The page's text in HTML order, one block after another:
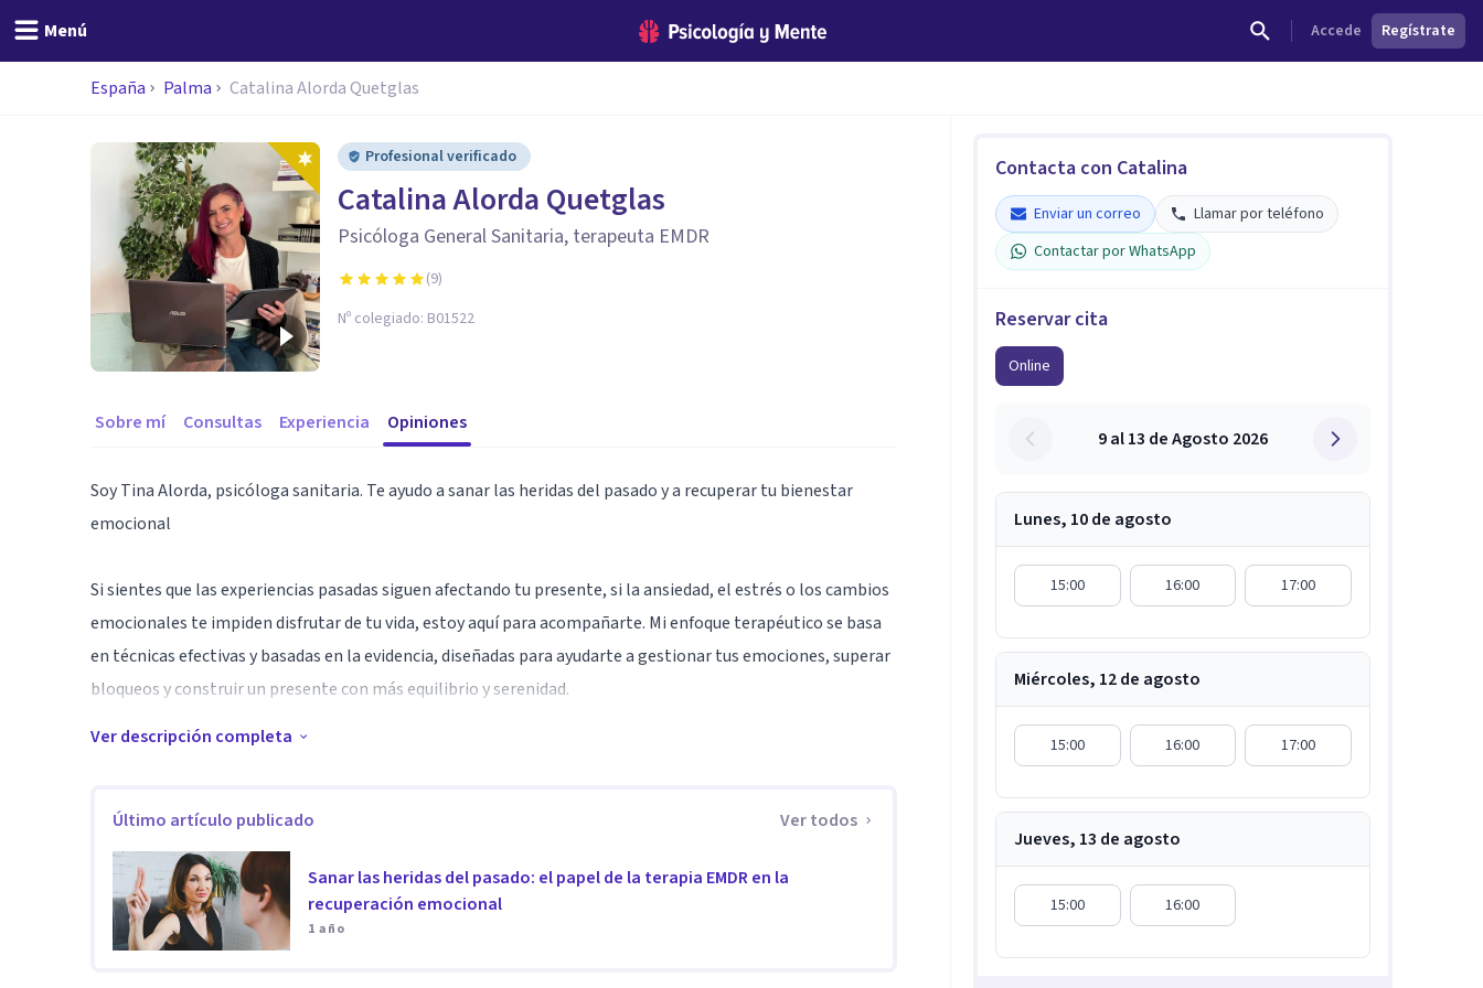
Menú Accede Regístrate
España Palma Catalina Alorda Quetglas
Profesional verificado
Catalina Alorda Quetglas
Psicóloga General Sanitaria, terapeuta EMDR
(9)
Nº colegiado: B01522
Sobre mí Consultas Experiencia Opiniones
Soy Tina Alorda, psicóloga sanitaria. Te ayudo a sanar las heridas del pasado y a recuperar tu bienestar
emocional
Si sientes que las experiencias pasadas siguen afectando tu presente, si la ansiedad, el estrés o los cambios
emocionales te impiden disfrutar de tu vida, estoy aquí para acompañarte. Mi enfoque terapéutico se basa
en técnicas efectivas y basadas en la evidencia, diseñadas para ayudarte a gestionar tus emociones, superar
bloqueos y construir un presente con más equilibrio y serenidad.
Especialidad
Cuento con más de 17 años de experiencia en la sanidad pública y mi enfoque combina diversas
herramientas terapéuticas para lograr cambios profundos y duraderos:
Ver descripción completa
Último artículo publicado Ver todos
Sanar las heridas del pasado: el papel de la terapia EMDR en la
recuperación emocional
1 año
Contacta con Catalina
Enviar un correo
Llamar por teléfono
Contactar por WhatsApp
Reservar cita
Online
9 al 13 de Agosto 2026
Lunes, 10 de agosto
15:00 16:00 17:00
Miércoles, 12 de agosto
15:00 16:00 17:00
Jueves, 13 de agosto
15:00 16:00